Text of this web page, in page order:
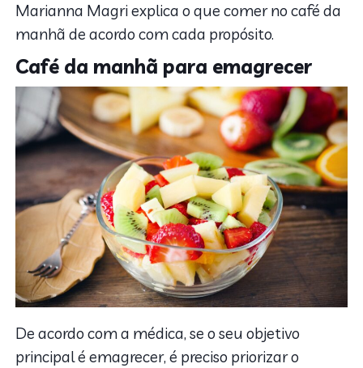
Marianna Magri explica o que comer no café da
manhã de acordo com cada propósito.
Café da manhã para emagrecer
De acordo com a médica, se o seu objetivo
principal é emagrecer, é preciso priorizar o